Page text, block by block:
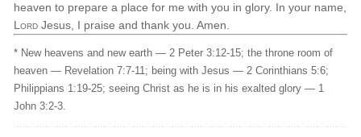
heaven to prepare a place for me with you in glory. In your name,
Lord Jesus, I praise and thank you. Amen.
* New heavens and new earth — 2 Peter 3:12-15; the throne room of
heaven — Revelation 7:7-11; being with Jesus — 2 Corinthians 5:6;
Philippians 1:19-25; seeing Christ as he is in his exalted glory — 1
John 3:2-3.